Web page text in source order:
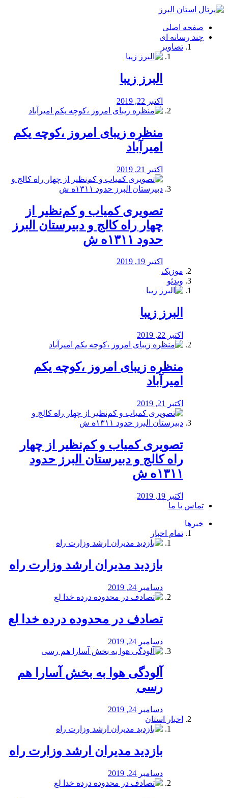
فصد
شرق
تهران
خشکشویی
صفحه اصلی
چند رسانه ای
تصاویر
البرز زیبا
اکتبر 22, 2019
منظره‌‌ زیبای امروز ،کوچه یکم
امیرآباد
اکتبر 21, 2019
️تصویری کمیاب و کم‌نظیر از
چهار راه كالج و دبيرستان البرز
حدود ۱۳۱۱ه ش
اکتبر 19, 2019
موزیک
ویدئو
البرز زیبا
اکتبر 22, 2019
منظره‌‌ زیبای امروز ،کوچه یکم
امیرآباد
اکتبر 21, 2019
️تصویری کمیاب و کم‌نظیر از چهار
راه كالج و دبيرستان البرز حدود
۱۳۱۱ه ش
اکتبر 19, 2019
تماس با ما
خبرها
تمام اخبار
بازدید مدیران ارشد وزارت راه
دسامبر 24, 2019
تصادف در محدوده درده خدا لع
دسامبر 24, 2019
آلودگی هوا به بخش آسارا هم
رسی
دسامبر 24, 2019
اخبار استان
بازدید مدیران ارشد وزارت راه
دسامبر 24, 2019